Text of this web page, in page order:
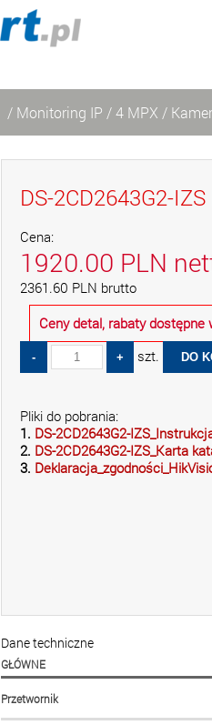
/ Monitoring IP /4 MPX /
DS-2CD2643G2-
Cena:
1920.00 PLN
2361.60 PLN brutto
Ceny detal, rabaty dostępne
szt.
Pliki do pobrania:
1. DS-2CD2643G2-
2. DS-2CD2643G2-IZS_Karta
3.
Dane techniczne
GŁÓWNE
Przetwornik